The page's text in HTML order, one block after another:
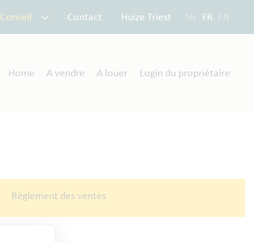
Conseil Contact Huize Triest FR
Home A vendre A louer Login du propriétaire
Règlement des ventes